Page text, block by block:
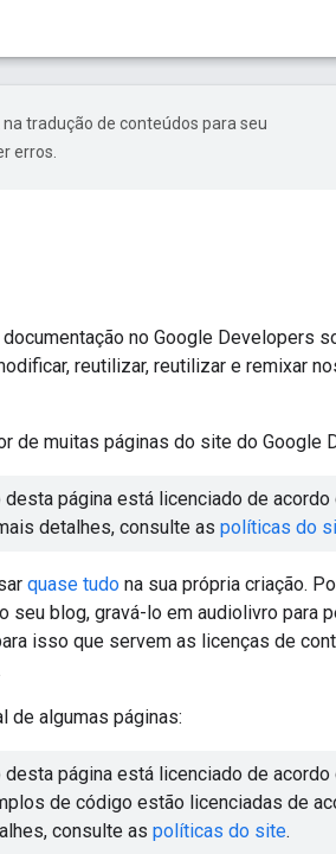
tradução de conteúdos para seu
erros.
no Google Developers
reutilizar, reutilizar e remixar
de muitas páginas do site do Google
página está licenciado de acordo
detalhes, consulte as políticas do
quase tudo na sua própria criação.
seu blog, gravá-lo em audiolivro para
isso que servem as licenças de
de algumas páginas:
página está licenciado de acordo
de código estão licenciadas de
consulte as políticas do site.